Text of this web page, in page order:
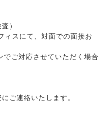
）
ィスにて、対面での面接お
ご対応させていただく場合
ご連絡いたします。